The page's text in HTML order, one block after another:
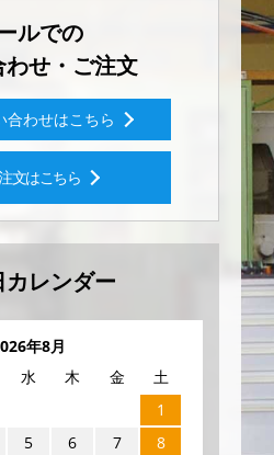
ルでの
わせ・ご注文
合わせはこちら
文はこちら
レンダー
年8月
水 木 金
土
1
5 6 7
8